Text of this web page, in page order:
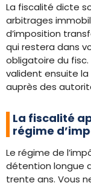
La fiscalité dicte
arbitrages
d’imposition
qui restera dans
obligatoire du
valident ensuite
auprès des
La fiscalité
régime
Le régime de
détention longue
trente ans. Vous